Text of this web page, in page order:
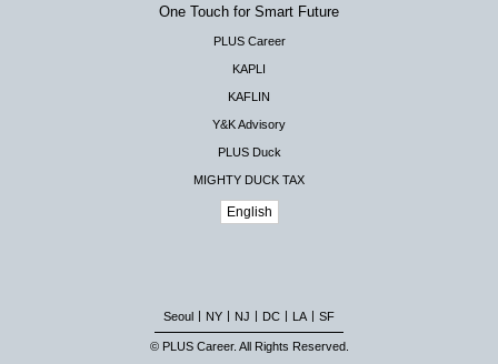
One Touch for Smart Future
PLUS Career
KAPLI
KAFLIN
Y&K Advisory
PLUS Duck
MIGHTY DUCK TAX
English
Seoul NY NJ DC LA SF
© PLUS Career. All Rights Reserved.